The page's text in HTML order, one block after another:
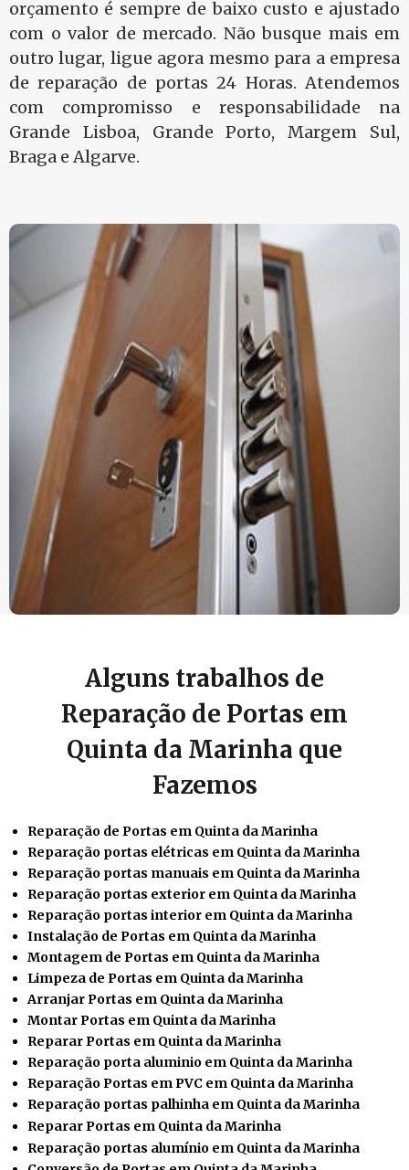
orçamento é sempre de baixo custo e ajustado
com o valor de mercado. Não busque mais em
outro lugar, ligue agora mesmo para a empresa
de reparação de portas 24 Horas. Atendemos
com compromisso e responsabilidade na
Grande Lisboa, Grande Porto, Margem Sul,
Braga e Algarve.
Alguns trabalhos de
Reparação de Portas em
Quinta da Marinha que
Fazemos
Reparação de Portas em Quinta da Marinha
Reparação portas elétricas em Quinta da Marinha
Reparação portas manuais em Quinta da Marinha
Reparação portas exterior em Quinta da Marinha
Reparação portas interior em Quinta da Marinha
Instalação de Portas em Quinta da Marinha
Montagem de Portas em Quinta da Marinha
Limpeza de Portas em Quinta da Marinha
Arranjar Portas em Quinta da Marinha
Montar Portas em Quinta da Marinha
RepararPortas em Quinta da Marinha
Reparação porta aluminio em Quinta da Marinha
Reparação Portas em PVC em Quinta da Marinha
Reparação portas palhinha em Quinta da Marinha
Reparar Portas em Quinta da Marinha
Reparação portas alumínio em Quinta da Marinha